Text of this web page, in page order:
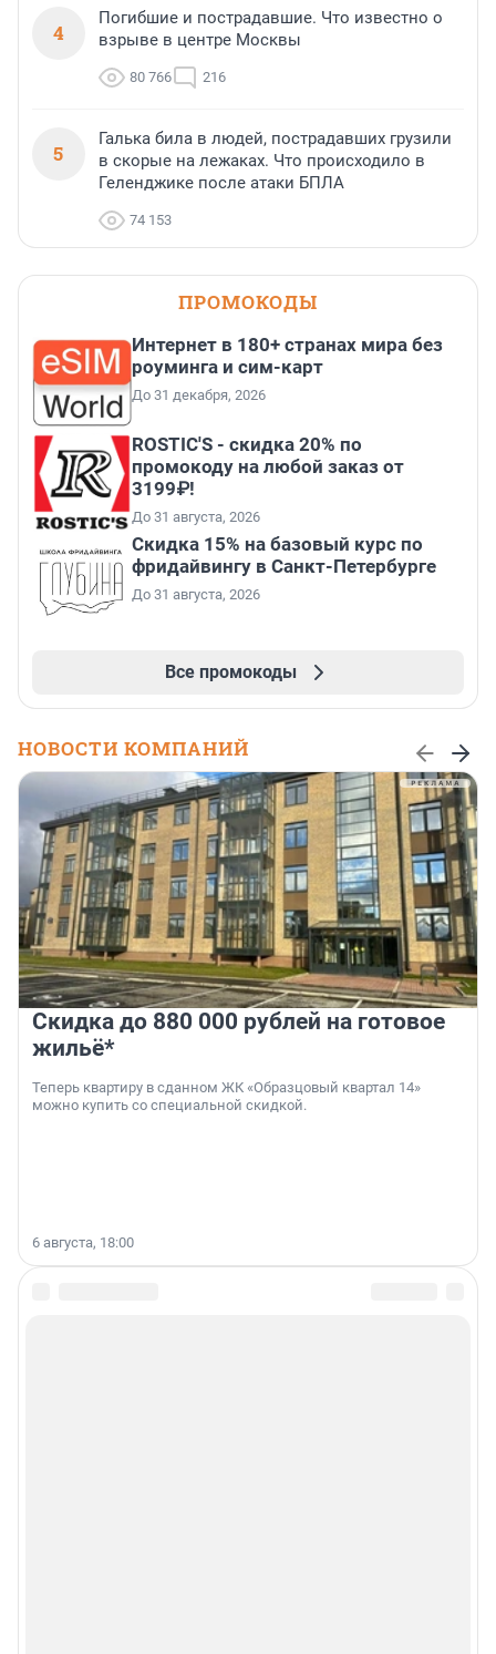
4
Погибшие и пострадавшие. Что известно о
взрыве в центре Москвы
80 766 216
5
Галька била в людей, пострадавших грузили
в скорые на лежаках. Что происходило в
Геленджике после атаки БПЛА
74 153
ПРОМОКОДЫ
Интернет в 180+ странах мира без
роуминга и сим-карт
До 31 декабря, 2026
ROSTIC'S - скидка 20% по
промокоду на любой заказ от
3199₽!
До 31 августа, 2026
Скидка 15% на базовый курс по
фридайвингу в Санкт-Петербурге
До 31 августа, 2026
Все промокоды
НОВОСТИ КОМПАНИЙ
Скидка до 880 000 рублей на готовое
жильё*
Теперь квартиру в сданном ЖК «Образцовый квартал 14»
можно купить со специальной скидкой.
6 августа, 18:00